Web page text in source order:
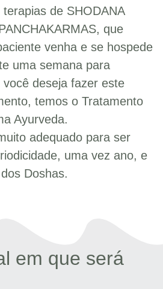
de SHODANA
que
venha e se hospede
uma semana para
deseja fazer este
temos o Tratamento
Ayurveda.
adequado para ser
uma vez ano, e
Doshas.
em que será